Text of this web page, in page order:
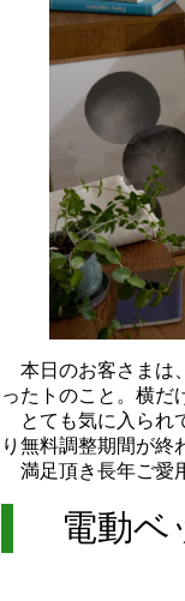
本日のお客さまは
ったトのこと。横だ
とても気に入られ
り無料調整期間が終
満足頂き長年ご愛
電動ベ